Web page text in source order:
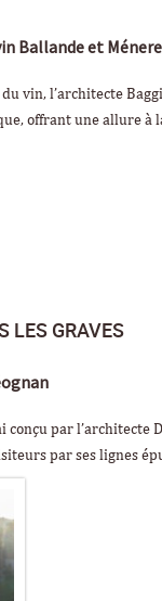
Ballande et
vin, l’architecte
offrant une allure à
LES GRAVES
conçu par l’architecte
par ses lignes